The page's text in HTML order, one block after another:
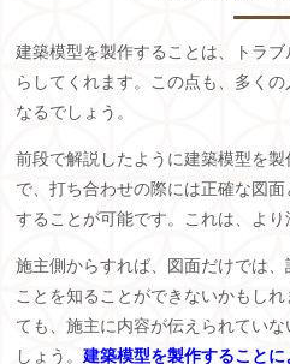
建築模型を製作することは、トラ
らしてくれます。この点も、多く
なるでしょう。
前段で解説したように建築模型を
で、打ち合わせの際には正確な図
することが可能です。これは、より
施主側からすれば、図面だけでは
ことを知ることができないかもし
ても、施主に内容が伝えられてい
しょう。建築模型を製作すること